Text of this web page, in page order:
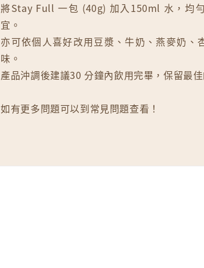
將Stay Full 一包 (40g) 加入150ml 水，均
宜。
亦可依個人喜好改用豆漿、牛奶、燕麥奶、
味。
產品沖調後建議30 分鐘內飲用完畢，保留最
如有更多問題可以到常見問題查看！